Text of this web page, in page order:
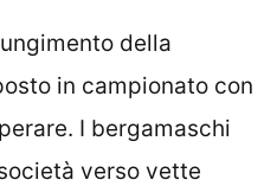
della
in campionato con
I bergamaschi
verso vette